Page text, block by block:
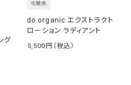
グ
do organic エクストラクト
ローション ラディアント
化粧水
5,500